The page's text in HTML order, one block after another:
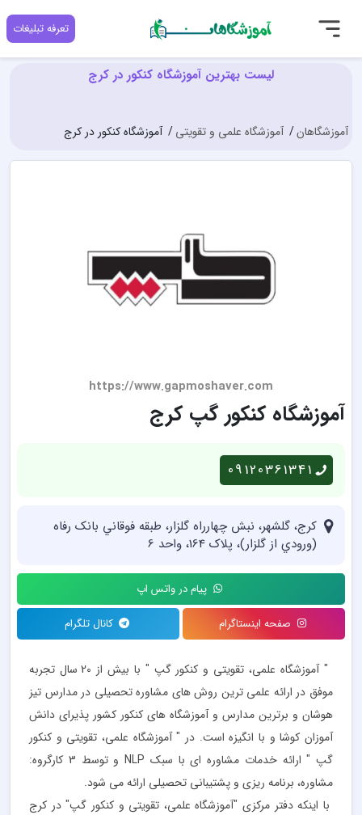
تعرفه تبلیغات
لیست بهترین آموزشگاه کنکور در کرج
آموزشگاهان آموزشگاه علمی و تقویتی آموزشگاه کنکور در کرج
https://www.gapmoshaver.com
آموزشگاه کنکور گپ کرج
09120361341
كرج، گلشهر، نبش چهارراه گلزار، طبقه فوقاني بانک رفاه
(ورودي از گلزار)، پلاک 164، واحد 6
پیام در واتس اپ
صفحه اینستاگرام کانال تلگرام
" آموزشگاه علمی، تقويتی و كنكور گپ " با بیش از 20 سال تجربه
موفق در ارائه علمی ترین روش های مشاوره تحصیلی در مدارس تیز
هوشان و برترین مدارس و آموزشگاه های کنکور کشور پذیرای دانش
آموزان کوشا و با انگیزه است. در " آموزشگاه علمی، تقويتی و كنكور
گپ " ارائه خدمات مشاوره ای با سبک NLP و توسط 3 کارگروه:
مشاوره، برنامه ریزی و پشتیبانی تحصیلی ارائه می شود.
با اینکه دفتر مرکزی "آموزشگاه علمی، تقويتی و كنكور گپ" در کرج